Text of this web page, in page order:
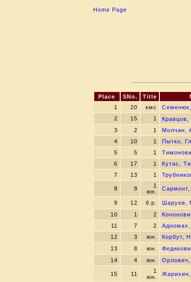
Home Page
Place SNo. Title
1
20 кмс
2
15 1
3
2 1 Молчан,
4
10 1 Пытко,
5
5 1
6
17 1 Кутас,
7
13 1
8 9
1
юн.
9 12 б.р. Шаруев,
10
1 2
11
7 2
12
3 юн. Корбут,
13
8 юн.
14
4 юн. Орлович,
15 11
1
юн.